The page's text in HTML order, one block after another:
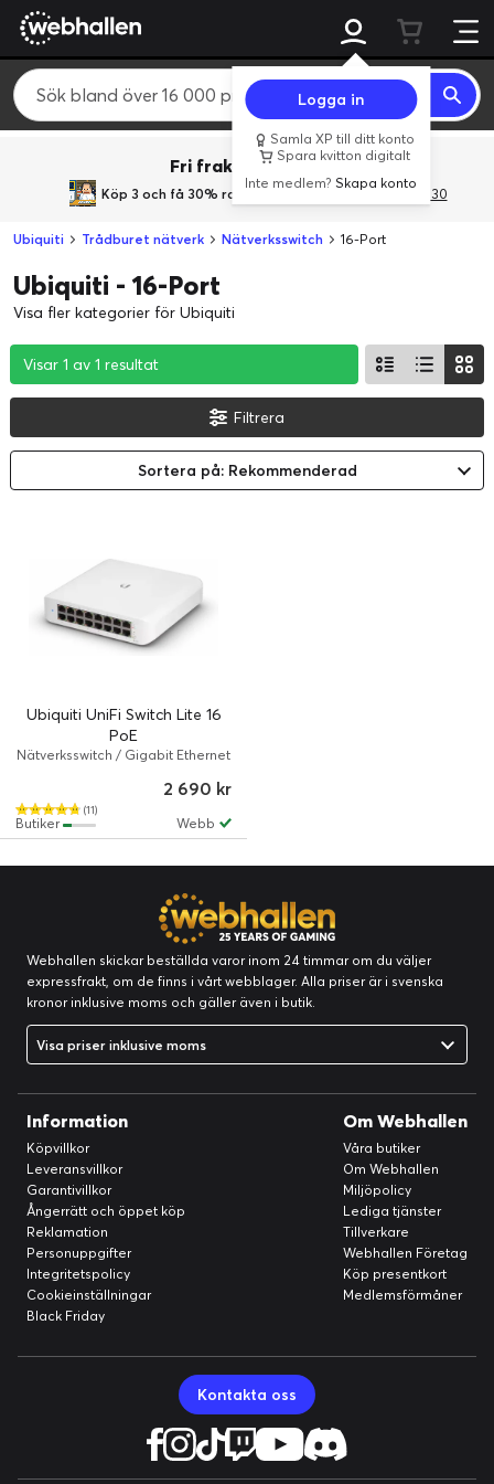
Logga in
Samla XP till ditt konto
Spara kvitton digitalt
Inte medlem?Skapa konto
Fri frakt över 800 kr.
Köp 3 och få 30% rabatt med rabattkoden 3Gives30
Ubiquiti Trådburet nätverk Nätverksswitch 16-Port
Ubiquiti - 16-Port
Visa fler kategorier för Ubiquiti
Visar 1 av 1 resultat
Visar 1 av 1 resultat
Visar 1 av 1 resultat
Filtrera
Sortera på: Rekommenderad
Ubiquiti UniFi Switch Lite 16
PoE
Nätverksswitch / Gigabit Ethernet
(11)
2 690 kr
Webb
Butiker
Webhallen skickar beställda varor inom 24 timmar om du väljer
expressfrakt, om de finns i vårt webblager. Alla priser är i svenska
kronor inklusive moms och gäller även i butik.
Visa priser inklusive moms
Information
Köpvillkor
Leveransvillkor
Garantivillkor
Ångerrätt och öppet köp
Reklamation
Personuppgifter
Integritetspolicy
Cookieinställningar
Black Friday
Om Webhallen
Våra butiker
Om Webhallen
Miljöpolicy
Lediga tjänster
Tillverkare
Webhallen Företag
Köp presentkort
Medlemsförmåner
Kontakta oss